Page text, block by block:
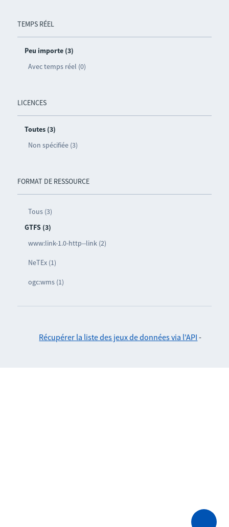
TEMPS RÉEL
Peu importe (3)
Avec temps réel (0)
LICENCES
Toutes (3)
Non spécifiée (3)
FORMAT DE RESSOURCE
Tous (3)
GTFS (3)
www:link-1.0-http--link (2)
NeTEx (1)
ogc:wms (1)
Récupérer la liste des jeux de données via l'API -